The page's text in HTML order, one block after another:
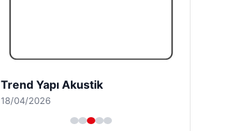
Trend Yapı Akustik
18/04/2026